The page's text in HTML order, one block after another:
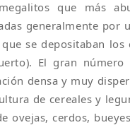
que más
generalmente por
se depositaban
El gran número
densa y muy
de cereales y
ovejas, cerdos,